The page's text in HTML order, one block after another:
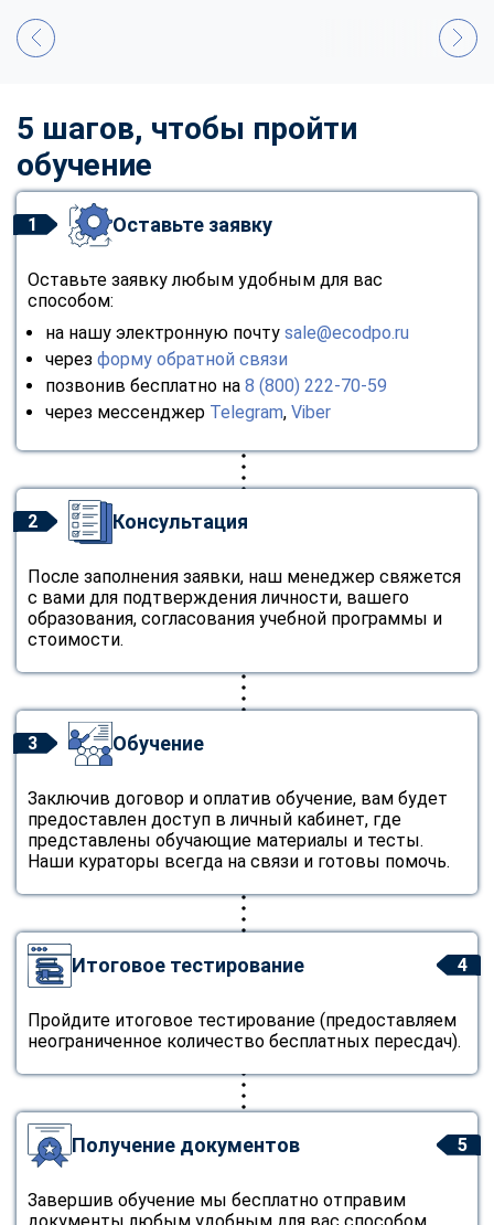
5 шагов, чтобы пройти
обучение
1 Оставьте заявку
Оставьте заявку любым удобным для вас
способом:
на нашу электронную почту sale@ecodpo.ru
через форму обратной связи
позвонив бесплатно на 8 (800) 222-70-59
через мессенджер Telegram, Viber
2 Консультация
После заполнения заявки, наш менеджер свяжется
с вами для подтверждения личности, вашего
образования, согласования учебной программы и
стоимости.
3 Обучение
Заключив договор и оплатив обучение, вам будет
предоставлен доступ в личный кабинет, где
представлены обучающие материалы и тесты.
Наши кураторы всегда на связи и готовы помочь.
4
Итоговое тестирование
Пройдите итоговое тестирование (предоставляем
неограниченное количество бесплатных пересдач).
5
Получение документов
Завершив обучение мы бесплатно отправим